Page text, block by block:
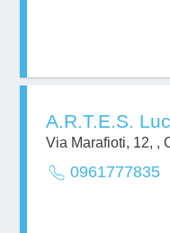
A.R.T.E.S.
Via Marafioti, 12, ,
0961777835